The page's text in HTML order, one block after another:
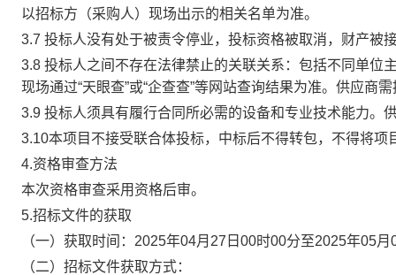
以招标方（采购人）现场出示的相关名单为准。
3.7 投标人没有处于被责令停业，投标资格被取消，财产被
3.8 投标人之间不存在法律禁止的关联关系：包括不同单位
现场通过“天眼查”或“企查查”等网站查询结果为准。供应商
3.9 投标人须具有履行合同所必需的设备和专业技术能力。
3.10本项目不接受联合体投标，中标后不得转包，不得将
4.资格审查方法
本次资格审查采用 资格后审。
5.招标文件的获取
（一）获取时间： 2025年04月27日00时00分至2025年05
（二）招标文件获取方式：